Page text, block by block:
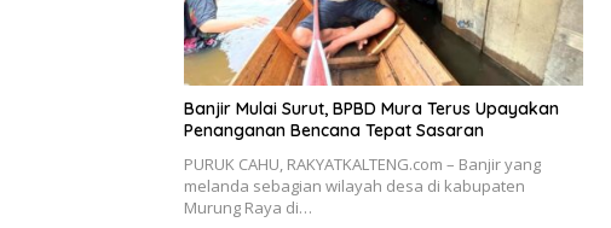
Banjir Mulai Surut, BPBD Mura Terus Upayakan
Penanganan Bencana Tepat Sasaran
PURUK CAHU, RAKYATKALTENG.com – Banjir yang
melanda sebagian wilayah desa di kabupaten
Murung Raya di…